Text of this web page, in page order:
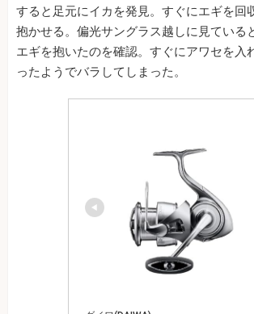
すると足元にイカを発見。すぐにエギを回
抱かせる。偏光サングラス越しに見ている
エギを抱いたのを確認。すぐにアワセを入
ったようでバラしてしまった。